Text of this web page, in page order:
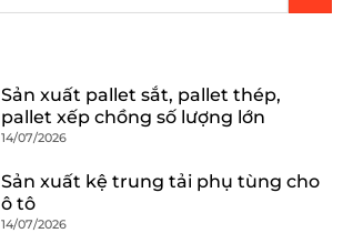
Sản xuất pallet sắt, pallet thép,
pallet xếp chồng số lượng lớn
14/07/2026
Sản xuất kệ trung tải phụ tùng cho
ô tô
14/07/2026